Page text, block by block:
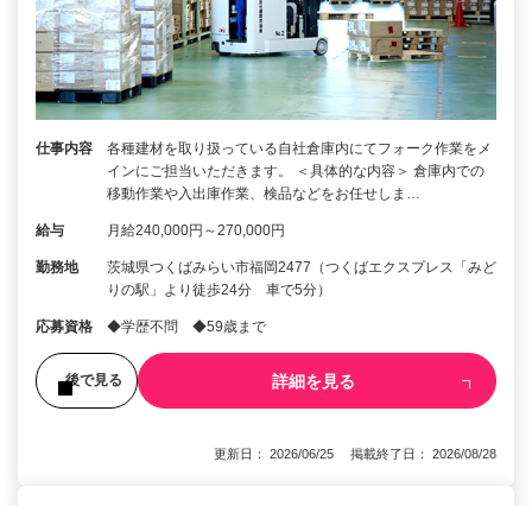
仕事内容
各種建材を取り扱っている自社倉庫内にてフォーク作業をメ
インにご担当いただきます。 ＜具体的な内容＞ 倉庫内での
移動作業や入出庫作業、検品などをお任せしま…
給与 月給240,000円～270,000円
勤務地
茨城県つくばみらい市福岡2477（つくばエクスプレス「みど
りの駅」より徒歩24分 車で5分）
応募資格 ◆学歴不問 ◆59歳まで
後で見る 詳細を見る
更新日： 2026/06/25 掲載終了日： 2026/08/28